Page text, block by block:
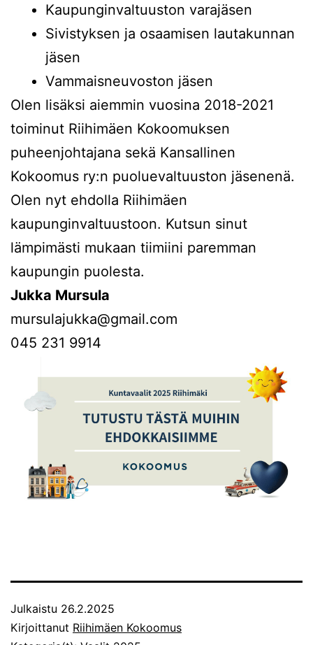
Kaupunginvaltuuston varajäsen
Sivistyksen ja osaamisen lautakunnan
jäsen
Vammaisneuvoston jäsen
Olen lisäksi aiemmin vuosina 2018-2021
toiminut Riihimäen Kokoomuksen
puheenjohtajana sekä Kansallinen
Kokoomus ry:n puoluevaltuuston jäsenenä.
Olen nyt ehdolla Riihimäen
kaupunginvaltuustoon. Kutsun sinut
lämpimästi mukaan tiimiini paremman
kaupungin puolesta.
Jukka Mursula
mursulajukka@gmail.com
045 231 9914
Julkaistu 26.2.2025
Kirjoittanut Riihimäen Kokoomus